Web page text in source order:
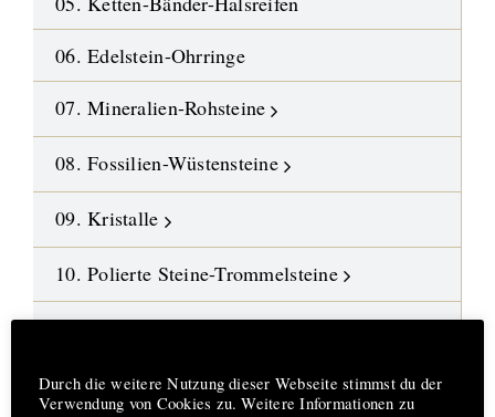
06. Edelstein-Ohrringe
07. Mineralien-Rohsteine
08. Fossilien-Wüstensteine
09. Kristalle
10. Polierte Steine-Trommelsteine
11. Gebohrte Steine-Anhänger
12. Edelstein-Ketten und Malas
Durch die weitere Nutzung dieser Webseite stimmst du der
Verwendung von Cookies zu. Weitere Informationen zu